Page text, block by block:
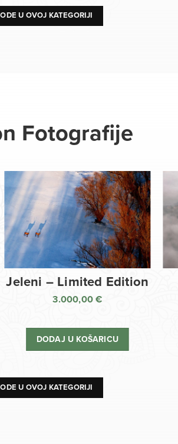
U OVOJ KATEGORIJI
Fotografije
Jeleni – Limited Edition
3.000,00€
DODAJ U KOŠARICU
U OVOJ KATEGORIJI